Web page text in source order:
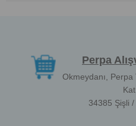
Perpa
Okmeydanı,
34385 Şişli